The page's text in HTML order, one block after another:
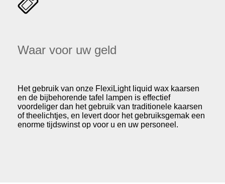
Waar voor uw geld
Het gebruik van onze FlexiLight liquid wax kaarsen
en de bijbehorende tafel lampen is effectief
voordeliger dan het gebruik van traditionele kaarsen
of theelichtjes, en levert door het gebruiksgemak een
enorme tijdswinst op voor u en uw personeel.